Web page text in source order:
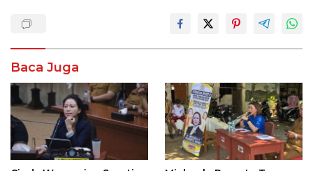
Baca Juga